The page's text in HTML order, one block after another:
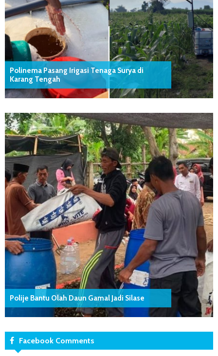
Polinema Pasang Irigasi Tenaga Surya di
Karang Tengah
Polije Bantu Olah Daun Gamal Jadi Silase
Facebook Comments